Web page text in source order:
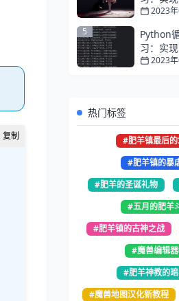
制台功能
2023
5
Python
习：实
2023
热门标签
#肥羊镇最后
#肥羊镇的暴
#肥羊的圣诞礼物
#五月的肥羊
#肥羊镇的古神之战
#魔兽编辑
#肥羊神教的
#魔兽地图汉化新教程